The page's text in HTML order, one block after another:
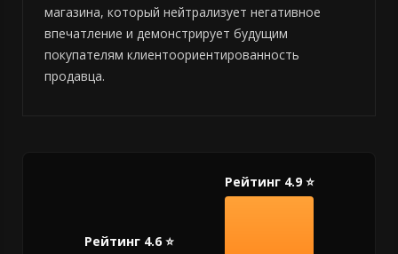
магазина, который нейтрализует негативное
впечатление и демонстрирует будущим
покупателям клиентоориентированность
продавца.